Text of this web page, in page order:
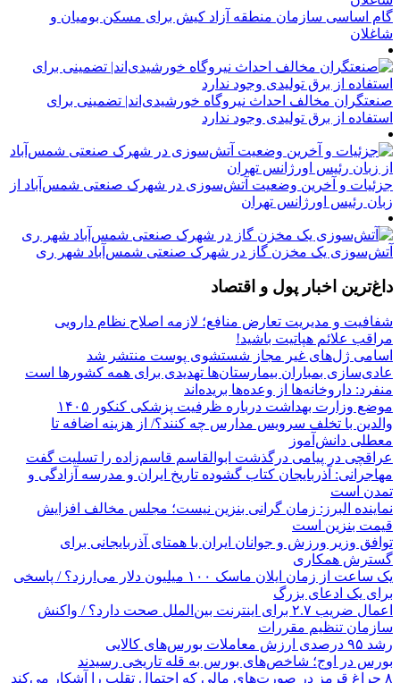
گام اساسی سازمان منطقه آزاد کیش برای مسکن بومیان و
شاغلان
صنعتگران مخالف احداث نیروگاه خورشیدی‌اند| تضمینی برای
استفاده از برق تولیدی وجود ندارد
جزئیات و آخرین وضعیت آتش‌سوزی در شهرک صنعتی شمس‌آباد از
زبان رئیس اورژانس تهران
آتش‌سوزی یک مخزن گاز در شهرک صنعتی شمس‌آباد شهر ری
داغ‌ترین اخبار پول و اقتصاد
شفافیت و مدیریت تعارض منافع؛ لازمه اصلاح نظام دارویی
مراقب علائم هپاتیت باشید!
اسامی ژل‌های غیر مجاز شستشوی پوست منتشر شد
عادی‌سازی بمباران بیمارستان‌ها تهدیدی برای همه کشورها است
منفرد: داروخانه‌ها از وعده‌ها بریده‌اند
موضع وزارت بهداشت درباره ظرفیت پزشکی کنکور ۱۴۰۵
والدین با تخلف سرویس مدارس چه کنند؟/ از هزینه اضافه تا
معطلی دانش‌آموز
عراقچی در پیامی درگذشت ابوالقاسم قاسم‌زاده را تسلیت گفت
مهاجرانی: آذربایجان کتاب گشوده تاریخ ایران و مدرسه آزادگی و
تمدن است
نماینده البرز: زمان گرانی بنزین نیست؛ مجلس مخالف افزایش
قیمت بنزین است
توافق وزیر ورزش و جوانان ایران با همتای آذربایجانی برای
گسترش همکاری
یک ساعت از زمان ایلان ماسک ۱۰۰ میلیون دلار می‌ارزد؟ / پاسخی
برای یک ادعای بزرگ
اعمال ضریب ۲.۷ برای اینترنت بین‌الملل صحت دارد؟ / واکنش
سازمان تنظیم مقررات
رشد ۹۵ درصدی ارزش معاملات بورس‌های کالایی
بورس در اوج؛ شاخص‌های بورس به قله تاریخی رسیدند
۸ چراغ قرمز در صورت‌های مالی که احتمال تقلب را آشکار می‌کند